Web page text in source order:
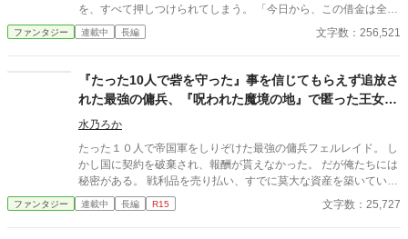
を、すべて押しつけられてしまう。 「今日から、この借金は全部
お前のものだ」 理不尽な契約とともに追放され、アルトに残され
たのは、金貨三百枚という途方もない借金だけ。 返済のため、ア
済を終えた瞬間――見たことのない通知が現れた。 《返済を確認
しました》 《担保スキル《剣術Ⅰ》を回収します》 仲間たちが購
入した装備には、彼ら自身のスキルが担保として登録されてい
た。 アルトが借金を返すたび、元仲間のスキルは失われ、レベル
1の状態でアルトへ移ってくる。 だが、手に入れただけでは強く
なれない。 アルトは受け取ったスキルを一から鍛え、たった一人
で危険な依頼へ挑んでいく。 これは、借金しか残されなかった荷
物持ちが、返済と努力を重ねて成り上がる物語。 一方、すべてを
押しつけて得をしたはずの元仲間たちは、少しずつ自分たちの力
ファンタジー 連載中 長編 文字数：256,521
『たった10人で砦を守った』事を信じてもらえず追放さ
れた最強の傭兵、『呪われた魔境の地』で匿った王女と
理想の拠点に作り上げます
水乃ろか
たった１０人で帝国軍をしりぞけた最強の傭兵フェルレイド。 し
かし国に契約を破棄され、報酬が貰えなかった。 だが俺たちには
秘密がある。 戦利品を売り払い、すでに莫大な資産を築いていた
のだ。 その莫大な資金を元手に、静かに暮らそうと王都に戻る途
中、盗賊に襲われていた一台の馬車を救出する。 乗っていたのは
ファンタジー 連載中 長編 R15 文字数：25,727